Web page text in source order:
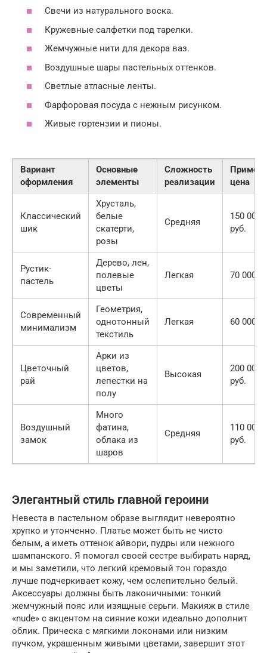
Свечи из натурального воска.
Кружевные салфетки под тарелки.
Жемчужные нити для декора ваз.
Воздушные шары пастельных оттенков.
Светлые атласные ленты.
Фарфоровая посуда с нежным рисунком.
Живые гортензии и пионы.
Вариант
оформления
Основные
элементы
Сложность
реализации
цена
Классический
шик
Хрусталь,
белые
скатерти,
розы
Средняя
150 000
руб.
Рустик-
пастель
Дерево, лен,
полевые
цветы
Легкая 70 000
Современный
минимализм
Геометрия,
однотонный
текстиль
Легкая 60 000
Цветочный
рай
Арки из
цветов,
лепестки на
полу
Высокая
200 000
руб.
Воздушный
замок
Много
фатина,
облака из
шаров
Средняя
110 000
руб.
Элегантный стиль главной героини
Невеста в пастельном образе выглядит невероятно
хрупко и утонченно. Платье может быть не чисто
белым, а иметь оттенок айвори, пудры или нежного
шампанского. Я помогал своей сестре выбирать наряд,
и мы заметили, что легкий кремовый тон гораздо
лучше подчеркивает кожу, чем ослепительно белый.
Аксессуары должны быть лаконичными: тонкий
жемчужный пояс или изящные серьги. Макияж в стиле
«nude» с акцентом на сияние кожи идеально дополнит
облик. Прическа с мягкими локонами или низким
пучком, украшенным живыми цветами, завершит этот